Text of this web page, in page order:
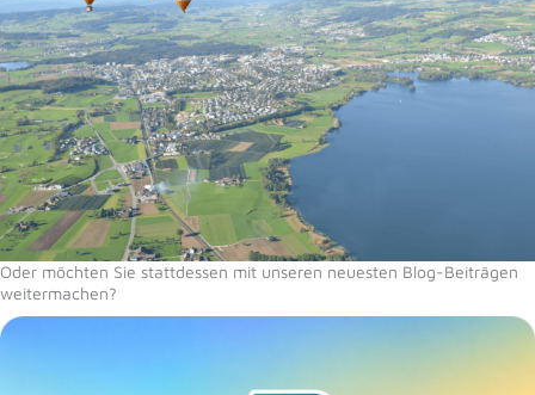
Oder möchten Sie stattdessen mit unseren neuesten Blog-Beiträgen
weitermachen?